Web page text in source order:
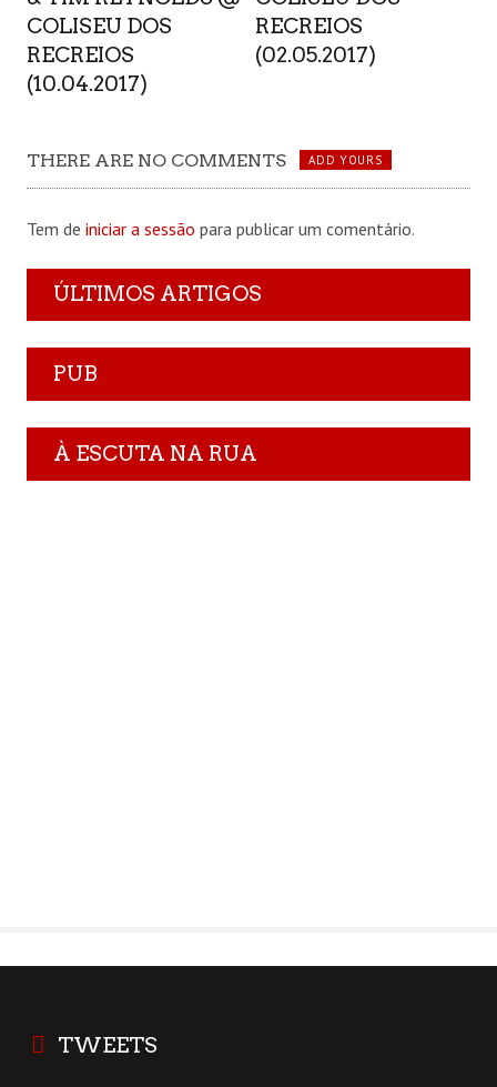
COLISEU DOS
RECREIOS
(10.04.2017)
RECREIOS
(02.05.2017)
THERE ARE NO COMMENTS ADD YOURS
Tem de iniciar a sessão para publicar um comentário.
ÚLTIMOS ARTIGOS
PUB
À ESCUTA NA RUA
TWEETS